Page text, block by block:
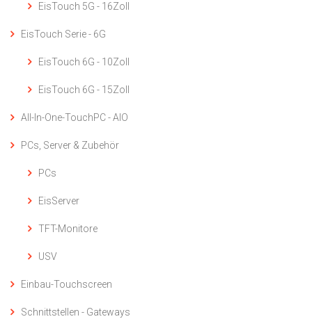
EisTouch 5G - 16Zoll
EisTouch Serie - 6G
EisTouch 6G - 10Zoll
EisTouch 6G - 15Zoll
All-In-One-TouchPC - AIO
PCs, Server & Zubehör
PCs
EisServer
TFT-Monitore
USV
Einbau-Touchscreen
Schnittstellen - Gateways